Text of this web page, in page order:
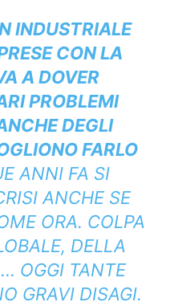
INDUSTRIALE
CON LA
A DOVER
PROBLEMI
DEGLI
FARLO
ANNI FA SI
ANCHE SE
ORA. COLPA
DELLA
OGGI TANTE
GRAVI DISAGI.